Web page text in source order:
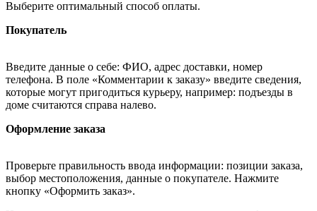
Выберите оптимальный способ оплаты.
Покупатель
Введите данные о себе: ФИО, адрес доставки, номер
телефона. В поле «Комментарии к заказу» введите сведения,
которые могут пригодиться курьеру, например: подъезды в
доме считаются справа налево.
Оформление заказа
Проверьте правильность ввода информации: позиции заказа,
выбор местоположения, данные о покупателе. Нажмите
кнопку «Оформить заказ».